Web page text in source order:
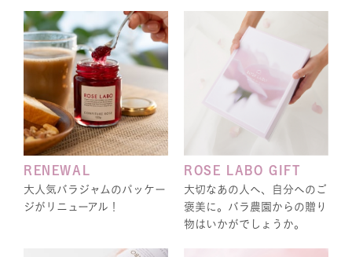
RENEWAL
大人気バラジャムのパッケー
ジがリニューアル！
ROSE LABO GIFT
大切なあの人へ、自分へのご
褒美に。バラ農園からの贈り
物はいかがでしょうか。